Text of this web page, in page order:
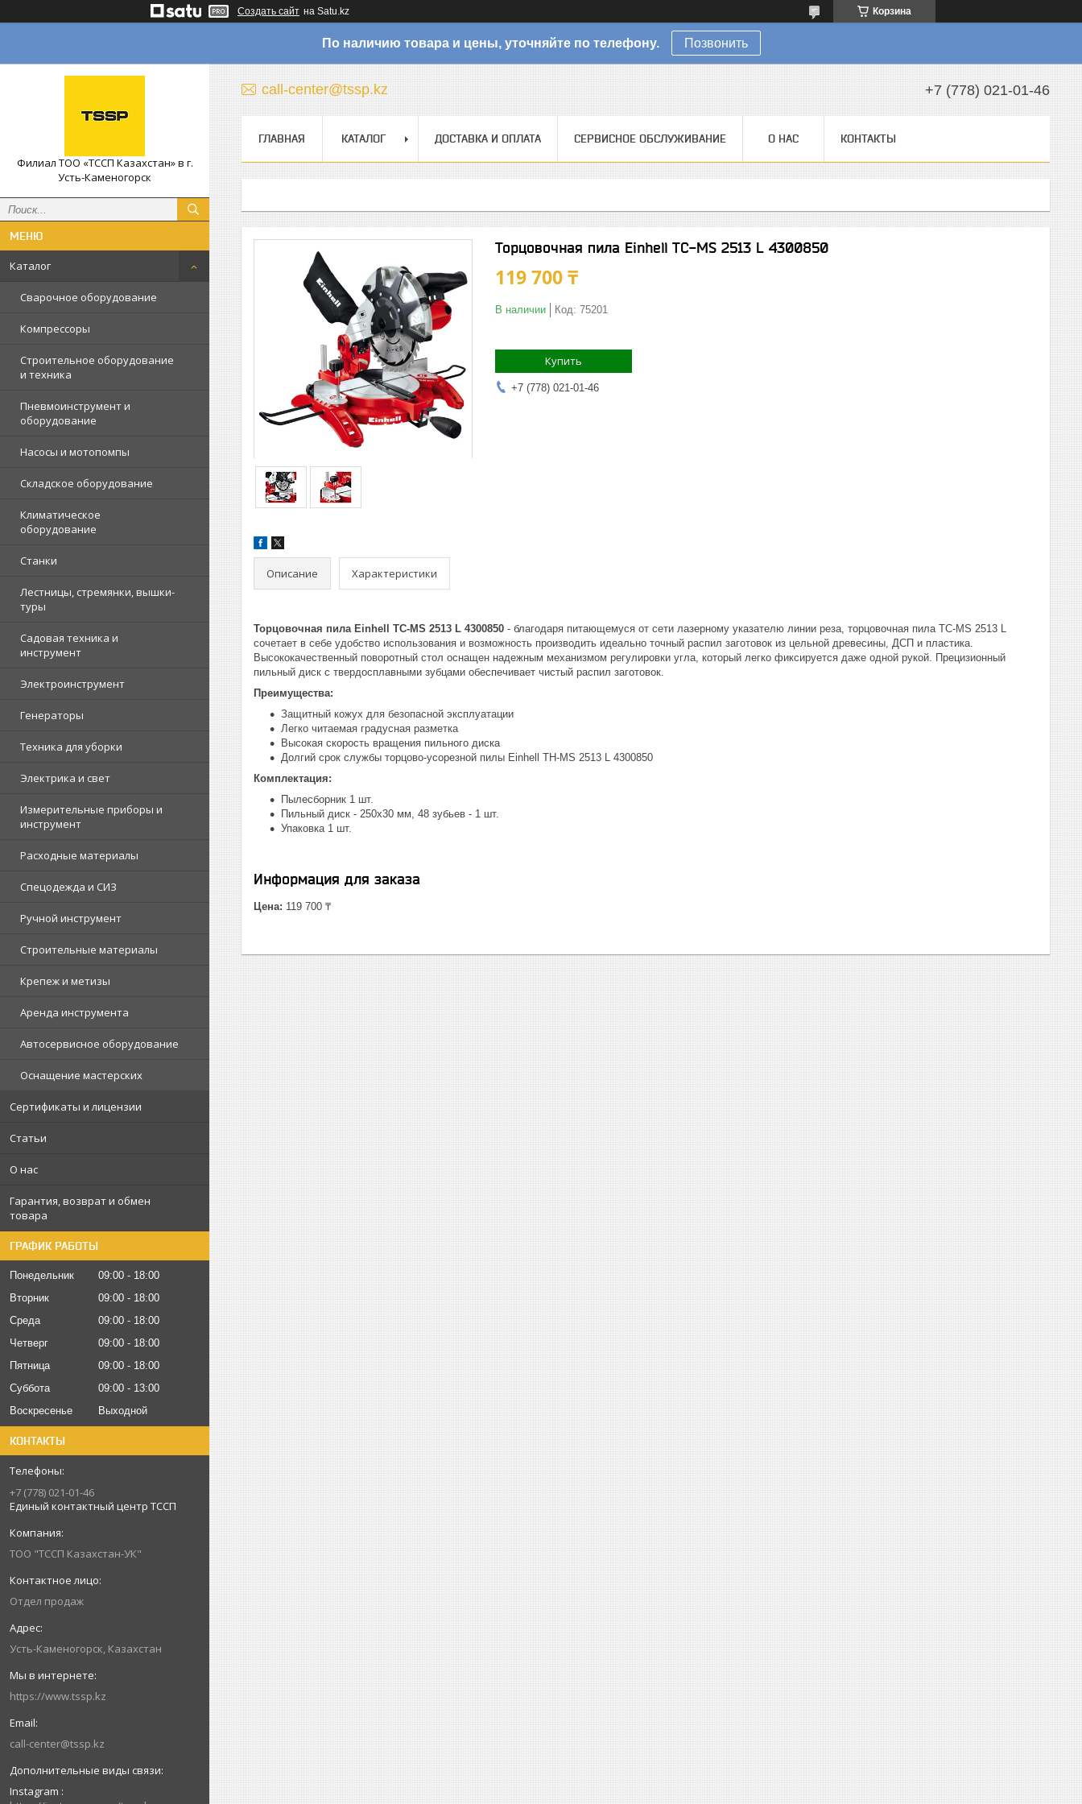
Создать сайт на Satu.kz Корзина
По наличию товара и цены, уточняйте по телефону. Позвонить
Филиал ТОО «ТССП Казахстан» в г.
Усть-Каменогорск
Каталог
Сварочное оборудование
Компрессоры
Строительное оборудование
и техника
Пневмоинструмент и
оборудование
Насосы и мотопомпы
Складское оборудование
Климатическое
оборудование
Станки
Лестницы, стремянки, вышки-
туры
Садовая техника и
инструмент
Электроинструмент
Генераторы
Техника для уборки
Электрика и свет
Измерительные приборы и
инструмент
Расходные материалы
Спецодежда и СИЗ
Ручной инструмент
Строительные материалы
Крепеж и метизы
Аренда инструмента
Автосервисное оборудование
Оснащение мастерских
Сертификаты и лицензии
Статьи
О нас
Гарантия, возврат и обмен
товара
ГРАФИК РАБОТЫ
Понедельник 09:00
18:00
Вторник
09:00
18:00
Среда
09:00
18:00
Четверг
09:00
18:00
Пятница
09:00
18:00
Суббота
09:00
13:00
Воскресенье
Выходной
КОНТАКТЫ
+7 (778) 021-01-46
Единый контактный центр ТССП
ТОО "ТССП Казахстан-УК"
Отдел продаж
Усть-Каменогорск, Казахстан
https://www.tssp.kz
call-center@tssp.kz
Instagram
call-center@tssp.kz +7 (778) 021-01-46
ГЛАВНАЯ КАТАЛОГ ДОСТАВКА И ОПЛАТА СЕРВИСНОЕ ОБСЛУЖИВАНИЕ О НАС КОНТАКТЫ
Торцовочная пила Einhell TC-MS 2513 L 4300850
119 700 ₸
В наличии Код: 75201
Купить
+7 (778) 021-01-46
Описание Характеристики
Торцовочная пила Einhell TC-MS 2513 L 4300850 - благодаря питающемуся от сети лазерному указателю линии реза, торцовочная пила TC-MS 2513 L
сочетает в себе удобство использования и возможность производить идеально точный распил заготовок из цельной древесины, ДСП и пластика.
Высококачественный поворотный стол оснащен надежным механизмом регулировки угла, который легко фиксируется даже одной рукой. Прецизионный
пильный диск с твердосплавными зубцами обеспечивает чистый распил заготовок.
Преимущества:
Защитный кожух для безопасной эксплуатации
Легко читаемая градусная разметка
Высокая скорость вращения пильного диска
Долгий срок службы торцово-усорезной пилы Einhell TH-MS 2513 L 4300850
Комплектация:
Пылесборник 1 шт.
Пильный диск - 250х30 мм, 48 зубьев - 1 шт.
Упаковка 1 шт.
Информация для заказа
Цена: 119 700 ₸